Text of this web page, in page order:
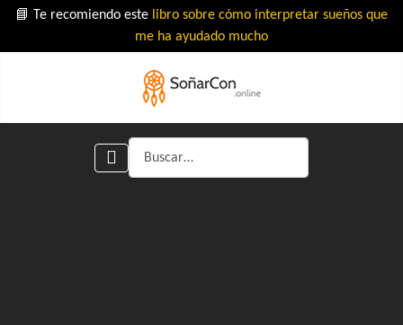
📘 Te recomiendo este libro sobre cómo interpretar sueños que
me ha ayudado mucho
Buscar